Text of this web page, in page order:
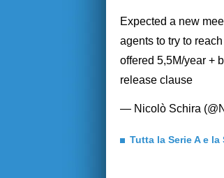
Expected a new
agents to try to
offered 5,5M/year +
release clause
— Nicolò Schira
Tutta la Serie A e